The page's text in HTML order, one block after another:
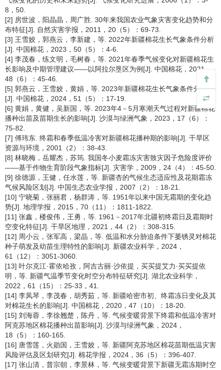
8，50.
[2] 房世波，阳晶晶，周广胜. 30年来我国农业气象灾害变化趋势和分
布特征[J]. 自然灾害学报，2011，20（5）：69-73.
[3] 王雪姣，郭燕云，李新建，等. 2022年新疆棉花生长气象条件分析
[J]. 中国棉花，2023，50（5）：4-6.
[4] 李茂春，练文明，毛树春，等. 2021年春季气候变化对新疆棉花生
长影响及中期管理建议——以阿拉尔垦区为例[J]. 中国棉花，2021，
48（6）：45-46.
[5] 郭燕云，王雪姣，黄娟，等. 2023年新疆棉花生长气象条件分析
[J]. 中国棉花，2024，51（5）：17-19.
[6] 黄娟，黄健，吴新国，等. 2023年4－5月寒潮天气过程对新疆棉花
播种出苗及苗期生长的影响[J]. 沙漠与绿洲气象，2023，17（6）：
75-82.
[7] 傅玮东. 终霜和春季低温冷害对新疆棉花播种期的影响[J]. 干旱区
资源与环境，2001（2）：38-43.
[8] 林晓梅，岳耀杰，苏筠. 我国冬小麦霜冻灾害致灾因子危险度评价
——基于作物生育阶段气象指标[J]. 灾害学，2009，24（4）：45-50.
[9] 徐德源，王健，任水莲，等. 新疆杏的气候生态适应性及花期霜冻
气候风险区划[J]. 中国生态农业学报，2007（2）：18-21.
[10] 宁晓菊，张丽君，杨群涛，等. 1951年以来中国无霜期的变化趋
势[J]. 地理学报，2015，70（11）：1811-1822.
[11] 张鑫，楼俊伟，王勇，等. 1961－2017年北疆初终霜日及霜期时
空变化特征[J]. 干旱区地理，2021，44（2）：308-315.
[12] 周小云，张军高，梁晶，等. 低温和水分胁迫条件下萎锈灵对棉花
种子萌发及幼苗生理特性的影响[J]. 新疆农业科学，2024，
61（12）：3051-3060.
[13] 叶尔克江·霍依哈孜，阿吉古丽·沙依提，买买提艾力·买买提依
明，等. 新疆气温季节变化时空分布特征研究[J]. 湖北农业科学，
2022，61（15）：25-33，41.
[14] 李凤琴，李茂春，胡秀茹，等. 新疆哈密市初、终霜冻日变化及其
对棉花生长的影响[J]. 中国棉花，2020，47（10）：18-20.
[15] 刘海蓉，李徐翘楚，陈丹，等. 气候变暖背景下终霜和低温冷害对
阿克苏地区棉花播种出苗影响[J]. 沙漠与绿洲气象，2024，
18（5）：160-165.
[16] 唐雪莲，火勋国，王雪姣，等. 新疆阿克苏地区棉花苗期低温灾害
风险评估及区划研究[J]. 棉花学报，2024，36（5）：396-407.
[17] 张山清，普宗朝，李景林，等. 气候变暖背景下新疆无霜冻期时空